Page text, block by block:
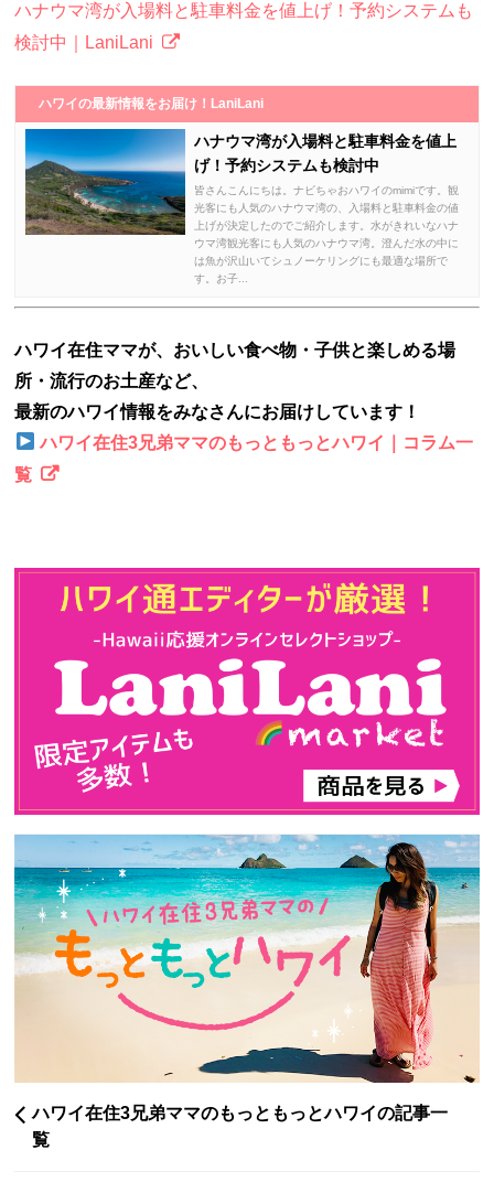
ハナウマ湾が入場料と駐車料金を値上げ！予約システムも
検討中｜LaniLani
ハワイの最新情報をお届け！LaniLani
ハナウマ湾が入場料と駐車料金を値上
げ！予約システムも検討中
皆さんこんにちは。ナビちゃおハワイのmimiです。観
光客にも人気のハナウマ湾の、入場料と駐車料金の値
上げが決定したのでご紹介します。水がきれいなハナ
ウマ湾観光客にも人気のハナウマ湾。澄んだ水の中に
は魚が沢山いてシュノーケリングにも最適な場所で
す。お子...
ハワイ在住ママが、おいしい食べ物・子供と楽しめる場
所・流行のお土産など、
最新のハワイ情報をみなさんにお届けしています！
ハワイ在住3兄弟ママのもっともっとハワイ｜コラム一
覧
ハワイ在住3兄弟ママのもっともっとハワイの記事一
覧